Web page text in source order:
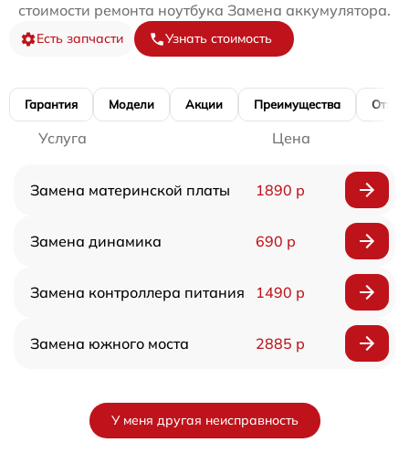
стоимости ремонта ноутбука Замена аккумулятора.
Есть запчасти Узнать стоимость
Гарантия Модели Акции Преимущества
Услуга Цена
Замена материнской платы 1890 р
Замена динамика 690 р
Замена контроллера питания 1490 р
Замена южного моста 2885 р
У меня другая неисправность